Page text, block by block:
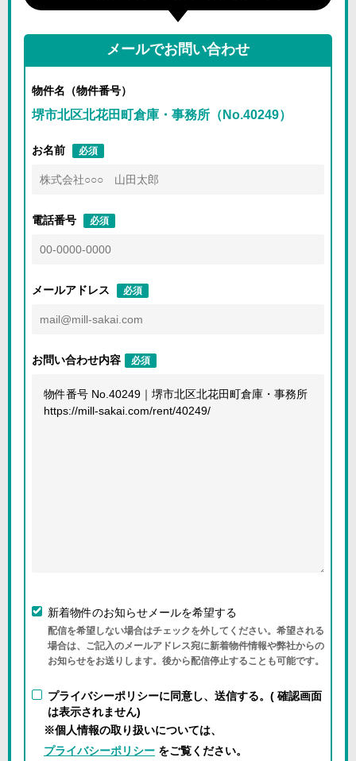
メールでお問い合わせ
物件名（物件番号）
堺市北区北花田町倉庫・事務所（No.40249）
お名前 必須
電話番号 必須
メールアドレス 必須
お問い合わせ内容 必須
新着物件のお知らせメールを希望する
配信を希望しない場合はチェックを外してください。希望される
場合は、ご記入のメールアドレス宛に新着物件情報や弊社からの
お知らせをお送りします。後から配信停止することも可能です。
プライバシーポリシーに同意し、送信する。( 確認画面
は表示されません)
※個人情報の取り扱いについては、
プライバシーポリシー をご覧ください。